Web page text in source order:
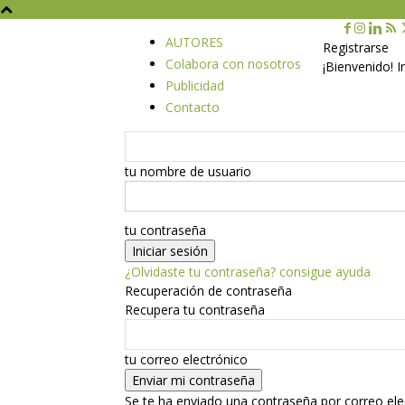
AUTORES
Colabora con nosotros
Publicidad
Contacto
Registrarse
¡Bienvenido!
tu nombre de usuario
tu contraseña
¿Olvidaste tu contraseña? consigue ayuda
Recuperación de contraseña
Recupera tu contraseña
tu correo electrónico
Se te ha enviado una contraseña por correo